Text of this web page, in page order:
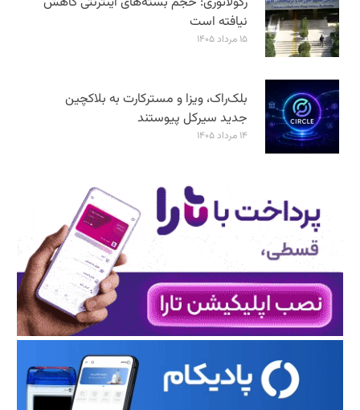
نیافته است
۱۵ مرداد ۱۴۰۵
بلک‌راک، ویزا و مسترکارت به بلاکچین
جدید سیرکل پیوستند
۱۴ مرداد ۱۴۰۵